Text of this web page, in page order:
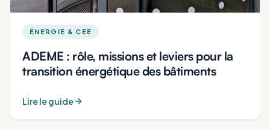
ÉNERGIE & CEE
ADEME : rôle, missions et leviers pour la
transition énergétique des bâtiments
Lire le guide